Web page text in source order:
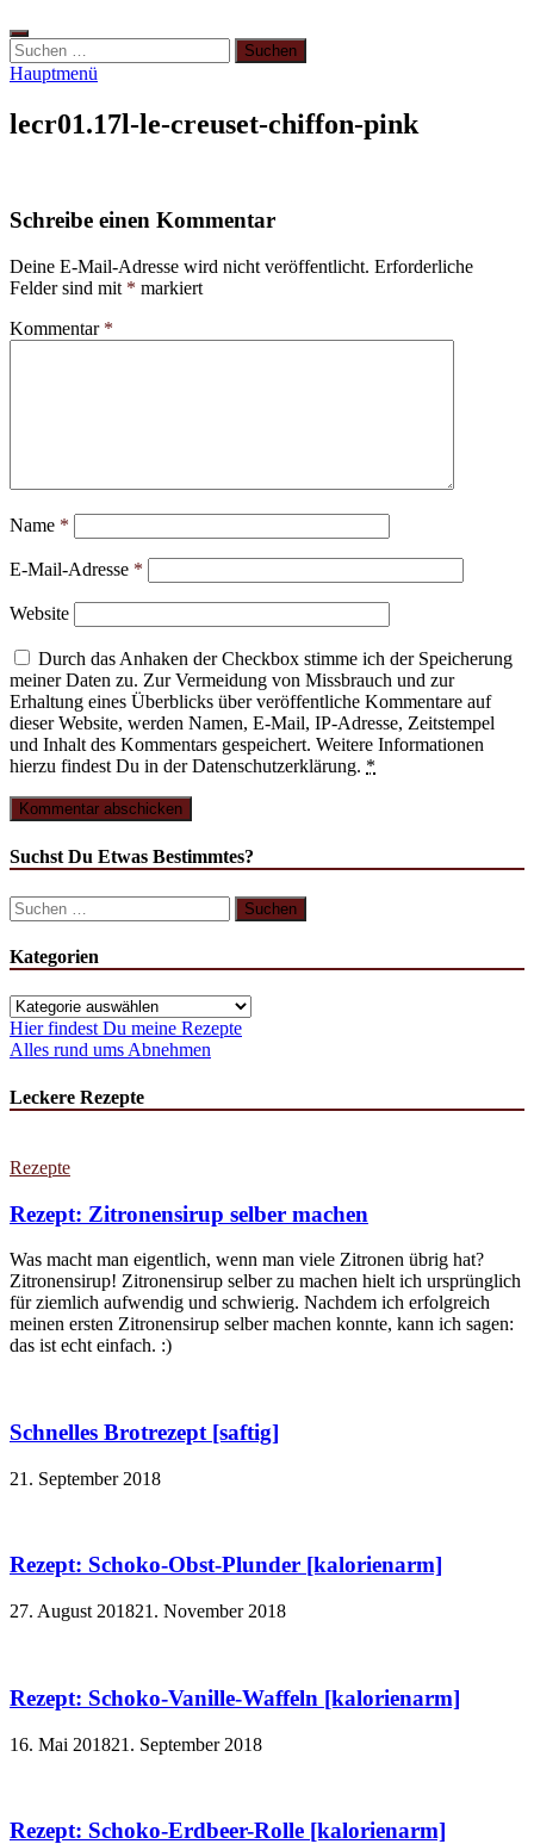
Suchen
nach:
Hauptmenü
lecr01.17l-le-creuset-chiffon-pink
Schreibe einen Kommentar
Deine E-Mail-Adresse wird nicht veröffentlicht. Erforderliche
Felder sind mit * markiert
Kommentar *
Name *
E-Mail-Adresse *
Website
Durch das Anhaken der Checkbox stimme ich der Speicherung
meiner Daten zu. Zur Vermeidung von Missbrauch und zur
Erhaltung eines Überblicks über veröffentliche Kommentare auf
dieser Website, werden Namen, E-Mail, IP-Adresse, Zeitstempel
und Inhalt des Kommentars gespeichert. Weitere Informationen
hierzu findest Du in der Datenschutzerklärung. *
Suchst Du Etwas Bestimmtes?
Suchen
nach:
Kategorien
Kategorien
Hier findest Du meine Rezepte
Alles rund ums Abnehmen
Leckere Rezepte
Rezepte
Rezept: Zitronensirup selber machen
Was macht man eigentlich, wenn man viele Zitronen übrig hat?
Zitronensirup! Zitronensirup selber zu machen hielt ich ursprünglich
für ziemlich aufwendig und schwierig. Nachdem ich erfolgreich
meinen ersten Zitronensirup selber machen konnte, kann ich sagen:
das ist echt einfach. :)
Schnelles Brotrezept [saftig]
21. September 2018
Rezept: Schoko-Obst-Plunder [kalorienarm]
27. August 201821. November 2018
Rezept: Schoko-Vanille-Waffeln [kalorienarm]
16. Mai 201821. September 2018
Rezept: Schoko-Erdbeer-Rolle [kalorienarm]